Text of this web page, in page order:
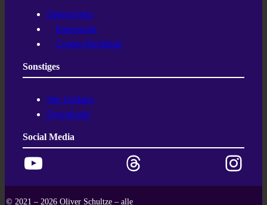
Datenschutz
Impressum
Cookie-Richtlinie
Sonstiges
Site Updates
Downloads
Social Media
YouTube Threads Instagram
© 2021 – 2026 Oliver Schultze – alle